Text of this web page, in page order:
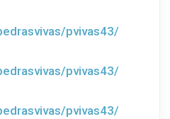
pvivas43/
pvivas43/
pvivas43/